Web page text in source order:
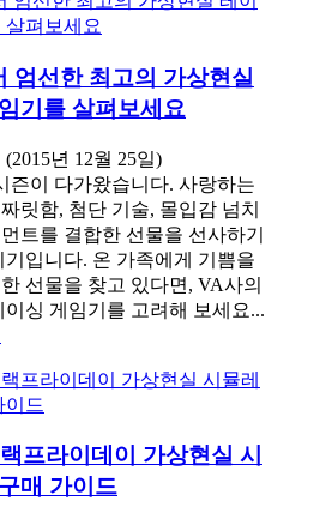
엄선한 최고의 가상현실
기를 살펴보세요
년 12월 25일)
즌이 다가왔습니다. 사랑하는
릿함, 첨단 기술, 몰입감 넘치
트를 결합한 선물을 선사하기
기입니다. 온 가족에게 기쁨을
선물을 찾고 있다면, VA사의
이싱 게임기를 고려해 보세요...
프라이데이 가상현실 시
매 가이드